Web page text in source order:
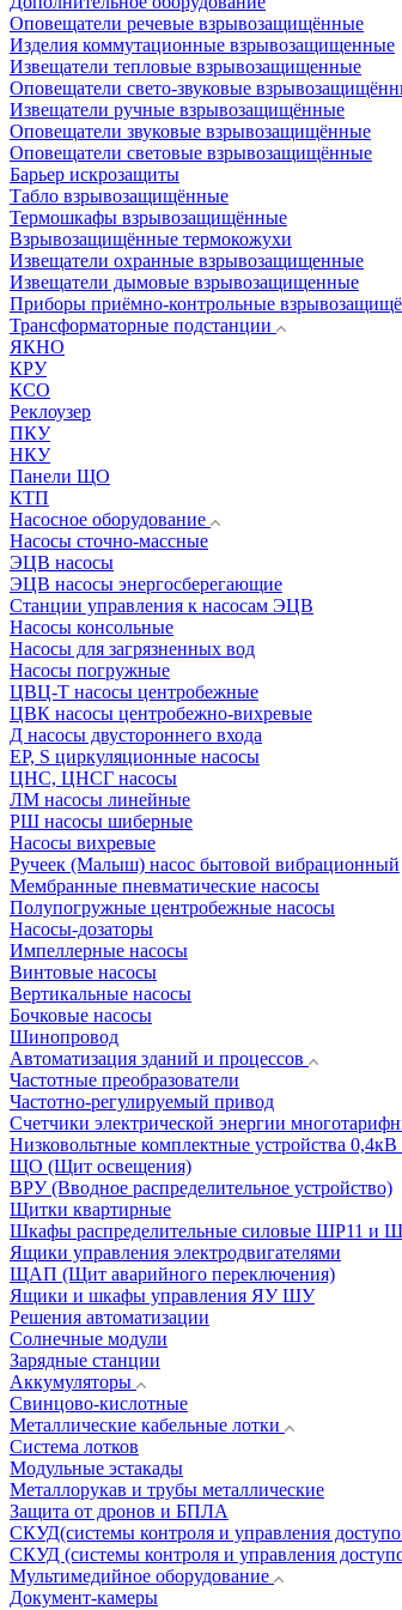
Оповещатели речевые взрывозащищённые
Изделия коммутационные взрывозащищенные
Извещатели тепловые взрывозащищенные
Оповещатели свето-звуковые
Извещатели ручные взрывозащищённые
Оповещатели звуковые взрывозащищённые
Оповещатели световые взрывозащищённые
Барьер искрозащиты
Табло взрывозащищённые
Термошкафы взрывозащищённые
Взрывозащищённые термокожухи
Извещатели охранные взрывозащищенные
Извещатели дымовые взрывозащищенные
Приборы приёмно-контрольные
Трансформаторные подстанции
ЯКНО
КРУ
КСО
Реклоузер
ПКУ
НКУ
Панели ЩО
КТП
Насосное оборудование
Насосы сточно-массные
ЭЦВ насосы
ЭЦВ насосы энергосберегающие
Станции управления к насосам ЭЦВ
Насосы консольные
Насосы для загрязненных вод
Насосы погружные
ЦВЦ-Т насосы центробежные
ЦВК насосы центробежно-вихревые
Д насосы двустороннего входа
EP, S циркуляционные насосы
ЦНС, ЦНСГ насосы
ЛМ насосы линейные
РШ насосы шиберные
Насосы вихревые
Ручеек (Малыш) насос бытовой вибрационный
Мембранные пневматические насосы
Полупогружные центробежные насосы
Насосы-дозаторы
Импеллерные насосы
Винтовые насосы
Вертикальные насосы
Бочковые насосы
Шинопровод
Автоматизация зданий и процессов
Частотные преобразователи
Частотно-регулируемый привод
Счетчики электрической энергии
Низковольтные комплектные устройства 0,4кВ
ЩО (Щит освещения)
ВРУ (Вводное распределительное устройство)
Щитки квартирные
Шкафы распределительные силовые ШР11 и
Ящики управления электродвигателями
ЩАП (Щит аварийного переключения)
Ящики и шкафы управления ЯУ ШУ
Решения автоматизации
Солнечные модули
Зарядные станции
Аккумуляторы
Свинцово-кислотные
Металлические кабельные лотки
Система лотков
Модульные эстакады
Металлорукав и трубы металлические
Защита от дронов и БПЛА
СКУД(системы контроля и управления
СКУД (системы контроля и управления
Мультимедийное оборудование
Документ-камеры